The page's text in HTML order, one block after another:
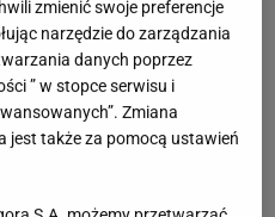
zmienić swoje preferencje
narzędzie do zarządzania
danych poprzez
” w stopce serwisu i
Zmiana
jest także za pomocą ustawień